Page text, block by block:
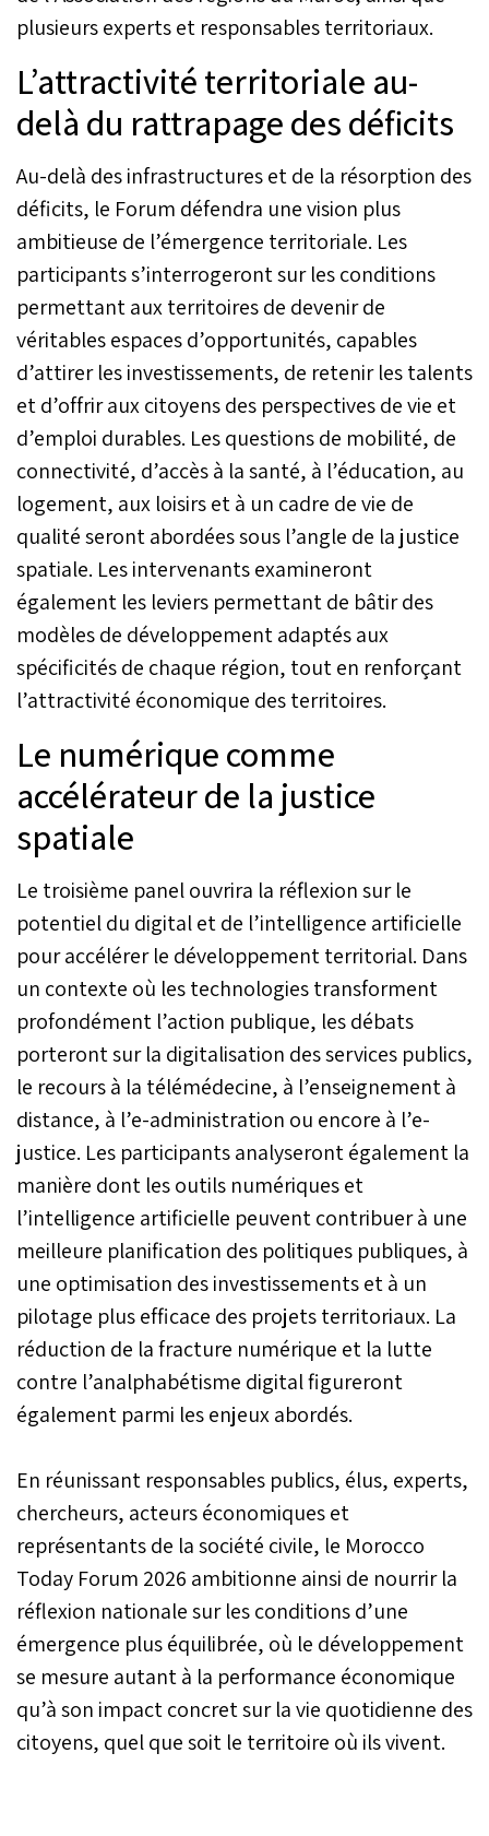
plusieurs experts et responsables territoriaux.
L’attractivité territoriale au-
delà du rattrapage des déficits
Au-delà des infrastructures et de la résorption des
déficits, le Forum défendra une vision plus
ambitieuse de l’émergence territoriale. Les
participants s’interrogeront sur les conditions
permettant aux territoires de devenir de
véritables espaces d’opportunités, capables
d’attirer les investissements, de retenir les talents
et d’offrir aux citoyens des perspectives de vie et
d’emploi durables. Les questions de mobilité, de
connectivité, d’accès à la santé, à l’éducation, au
logement, aux loisirs et à un cadre de vie de
qualité seront abordées sous l’angle de la justice
spatiale. Les intervenants examineront
également les leviers permettant de bâtir des
modèles de développement adaptés aux
spécificités de chaque région, tout en renforçant
l’attractivité économique des territoires.
Le numérique comme
accélérateur de la justice
spatiale
Le troisième panel ouvrira la réflexion sur le
potentiel du digital et de l’intelligence artificielle
pour accélérer le développement territorial. Dans
un contexte où les technologies transforment
profondément l’action publique, les débats
porteront sur la digitalisation des services publics,
le recours à la télémédecine, à l’enseignement à
distance, à l’e-administration ou encore à l’e-
justice. Les participants analyseront également la
manière dont les outils numériques et
l’intelligence artificielle peuvent contribuer à une
meilleure planification des politiques publiques, à
une optimisation des investissements et à un
pilotage plus efficace des projets territoriaux. La
réduction de la fracture numérique et la lutte
contre l’analphabétisme digital figureront
également parmi les enjeux abordés.
En réunissant responsables publics, élus, experts,
chercheurs, acteurs économiques et
représentants de la société civile, le Morocco
Today Forum 2026 ambitionne ainsi de nourrir la
réflexion nationale sur les conditions d’une
émergence plus équilibrée, où le développement
se mesure autant à la performance économique
qu’à son impact concret sur la vie quotidienne des
citoyens, quel que soit le territoire où ils vivent.